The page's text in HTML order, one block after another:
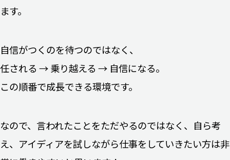
ます。
自信がつくのを待つのではなく、
任される → 乗り越える → 自信になる。
この順番で成長できる環境です。
なので、言われたことをただやるのではなく、自ら考
え、アイディアを試しながら仕事をしていきたい方は非